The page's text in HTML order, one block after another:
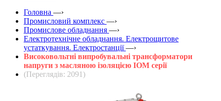
Головна —›
Промисловий комплекс —›
Промислове обладнання —›
Електротехнічне обладнання. Електрощитове
устаткування. Електростанції —›
Високовольтні випробувальні трансформатори
напруги з масляною ізоляцією IOM серії
(Переглядів: 2091)